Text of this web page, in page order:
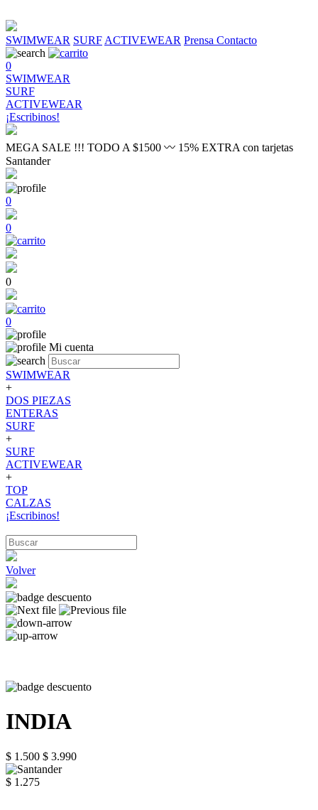
SWIMWEAR SURF ACTIVEWEAR Prensa Contacto
0
SWIMWEAR
SURF
ACTIVEWEAR
¡Escribinos!
MEGA SALE !!! TODO A $1500 〰 15% EXTRA con tarjetas
Santander
0
0
0
0
Mi cuenta
SWIMWEAR
+
DOS PIEZAS
ENTERAS
SURF
+
SURF
ACTIVEWEAR
+
TOP
CALZAS
¡Escribinos!
Volver
INDIA
$ 1.500 $ 3.990
$ 1.275